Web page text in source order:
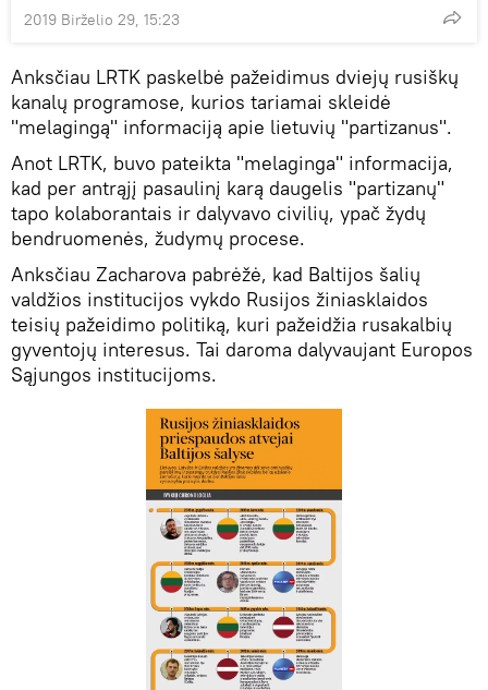
2019 Birželio 29, 15:23
Anksčiau LRTK paskelbė pažeidimus dviejų rusiškų
kanalų programose, kurios tariamai skleidė
"melagingą" informaciją apie lietuvių "partizanus".
Anot LRTK, buvo pateikta "melaginga" informacija,
kad per antrąjį pasaulinį karą daugelis "partizanų"
tapo kolaborantais ir dalyvavo civilių, ypač žydų
bendruomenės, žudymų procese.
Anksčiau Zacharova pabrėžė, kad Baltijos šalių
valdžios institucijos vykdo Rusijos žiniasklaidos
teisių pažeidimo politiką, kuri pažeidžia rusakalbių
gyventojų interesus. Tai daroma dalyvaujant Europos
Sąjungos institucijoms.